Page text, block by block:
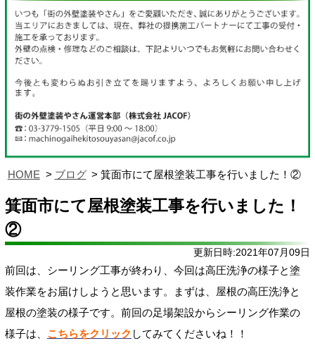
HOME ブログ 箕面市にて屋根塗装工事を行いました！②
箕面市にて屋根塗装工事を行いました！
②
更新日時:2021年07月09日
前回は、シーリング工事が終わり、今回は高圧洗浄の様子と塗
装作業をお届けしようと思います。まずは、屋根の高圧洗浄と
屋根の塗装の様子です。 前回の足場架設からシーリング作業の
様子は、 こちらをクリック してみてくださいね！！